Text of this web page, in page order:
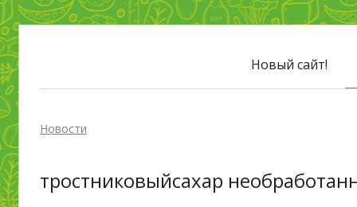
Новый сайт!
Новости
тростниковыйсахар